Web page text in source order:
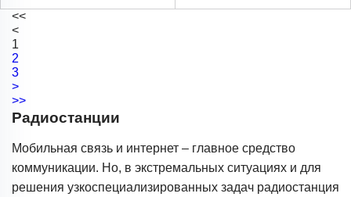
<<
<
1
2
3
>
>>
Радиостанции
Мобильная связь и интернет – главное средство
коммуникации. Но, в экстремальных ситуациях и для
решения узкоспециализированных задач радиостанция